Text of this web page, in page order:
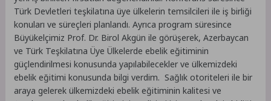
Türk Devletleri teşkilatına üye ülkelerin temsilcileri ile iş birliği
konuları ve süreçleri planlandı. Ayrıca program süresince
Büyükelçimiz Prof. Dr. Birol Akgün ile görüşerek, Azerbaycan
ve Türk Teşkilatına Üye Ülkelerde ebelik eğitiminin
güçlendirilmesi konusunda yapılabilecekler ve ülkemizdeki
ebelik eğitimi konusunda bilgi verdim. Sağlık otoriteleri ile bir
araya gelerek ülkemizdeki ebelik eğitiminin kalitesi ve